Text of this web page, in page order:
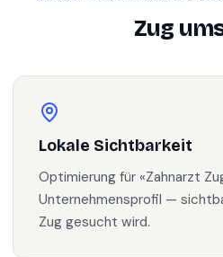
Zug
Lokale Sichtbarkeit
Optimierung für «Zahnarzt
Unternehmensprofil —
Zug gesucht wird.